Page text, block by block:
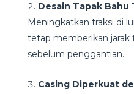
Desain Tapak Bahu
Meningkatkan traksi di
tetap memberikan jarak
sebelum penggantian.
Casing Diperkuat